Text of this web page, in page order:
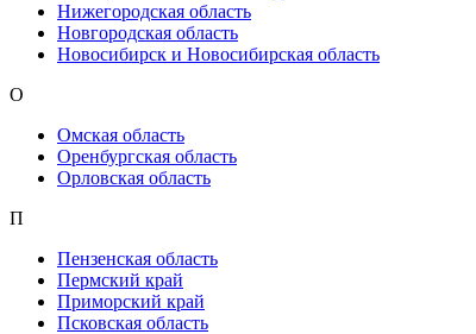
Нижегородская область
Новгородская область
Новосибирск и Новосибирская область
О
Омская область
Оренбургская область
Орловская область
П
Пензенская область
Пермский край
Приморский край
Псковская область